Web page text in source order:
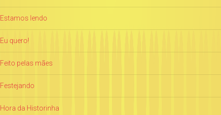
Estamos lendo
Eu quero!
Feito pelas mães
Festejando
Hora da Historinha